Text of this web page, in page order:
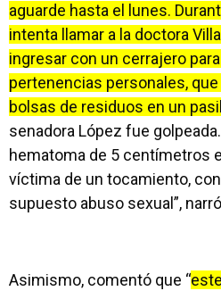
aguarde hasta el lunes.
intenta llamar a la doctora
ingresar con un cerrajero
pertenencias personales,
bolsas de residuos en un
senadora López fue
hematoma de 5 centímetros
víctima de un tocamiento,
supuesto abuso sexual”,
Asimismo, comentó que “